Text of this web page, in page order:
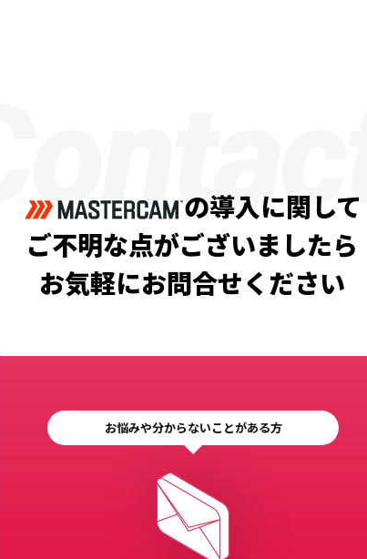
Contact
の導入に関して
ご不明な点がございましたら
お気軽にお問合せください
お悩みや分からないことがある方